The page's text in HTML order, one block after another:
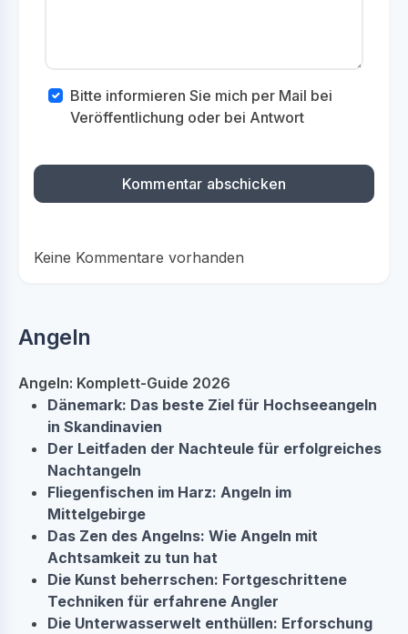
Bitte informieren Sie mich per Mail bei
Veröffentlichung oder bei Antwort
Keine Kommentare vorhanden
Angeln
Angeln: Komplett-Guide 2026
Dänemark: Das beste Ziel für Hochseeangeln
in Skandinavien
Der Leitfaden der Nachteule für erfolgreiches
Nachtangeln
Fliegenfischen im Harz: Angeln im
Mittelgebirge
Das Zen des Angelns: Wie Angeln mit
Achtsamkeit zu tun hat
Die Kunst beherrschen: Fortgeschrittene
Techniken für erfahrene Angler
Die Unterwasserwelt enthüllen: Erforschung